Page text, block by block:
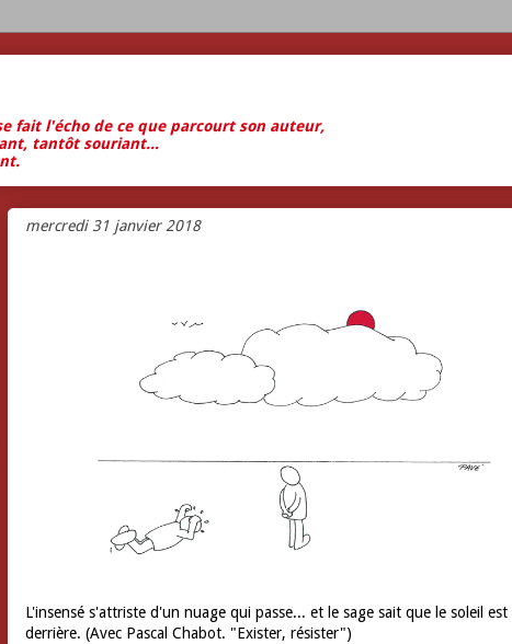
fait l'écho de ce que parcourt son auteur,
tantôt souriant...
mercredi 31 janvier 2018
L'insensé s'attriste d'un nuage qui passe... et le sage sait que le soleil est
derrière. (Avec Pascal Chabot. "Exister, résister")